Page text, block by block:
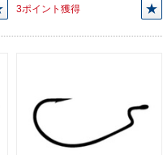
3ポイント獲得